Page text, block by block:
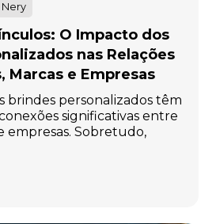
O Impacto dos
nas Relações
Marcas e Empresas
brindes personalizados têm
significativas entre
empresas. Sobretudo,